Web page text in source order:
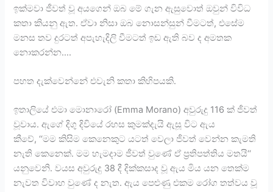
ඉක්මවා ජීවත් වූ අයගෙන් ඔබ මේ ගැන ඇසුවොත් ඔවුන් විවිධ
කතා කියනු ඇත. ඒවා නිසා ඔබ නොසන්සුන් වීමටත්, එසේම
මනස තව දුරටත් අපැහැදිලි වීමටත් ඉඩ ඇති බව ද අමතක
නොකරන්න….
පහත දැක්වෙන්නේ එවැනි කතා කිහිපයකි.
ඉතාලියේ එමා මොනාරෝ (Emma Morano) අවුරුදු 116 ක් ජීවත්
වූවාය. ඇගේ දිගු දිවියේ රහස කුමක්දැයි ඇසූ විට ඇය
කීවේ, ‘‘මම කිසිම කෙනෙකුට යටත් වෙලා ජීවත් වෙන්න කැමති
නැති කෙනෙක්. මම හැමදාම ජීවත් වුණේ ඒ ප්‍රතිපත්තිය මතයි‘‘
යනුවෙනි. වයස අවුරුදු 38 දී දික්කසාද වූ ඇය මිය යන තෙක්ම
නැවත විවාහ වුණේ ද නැත. ඇය පෙළුණු එකම රෝග තත්වය වූ